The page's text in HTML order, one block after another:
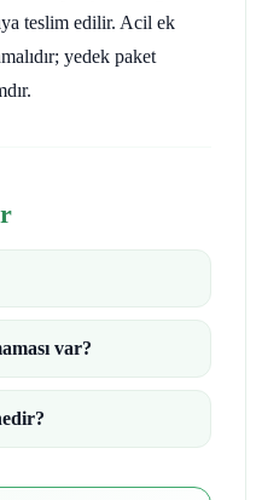
teslim edilir. Acil ek
yedek paket
var?